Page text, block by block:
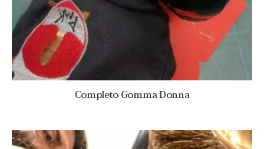
Completo Gomma Donna